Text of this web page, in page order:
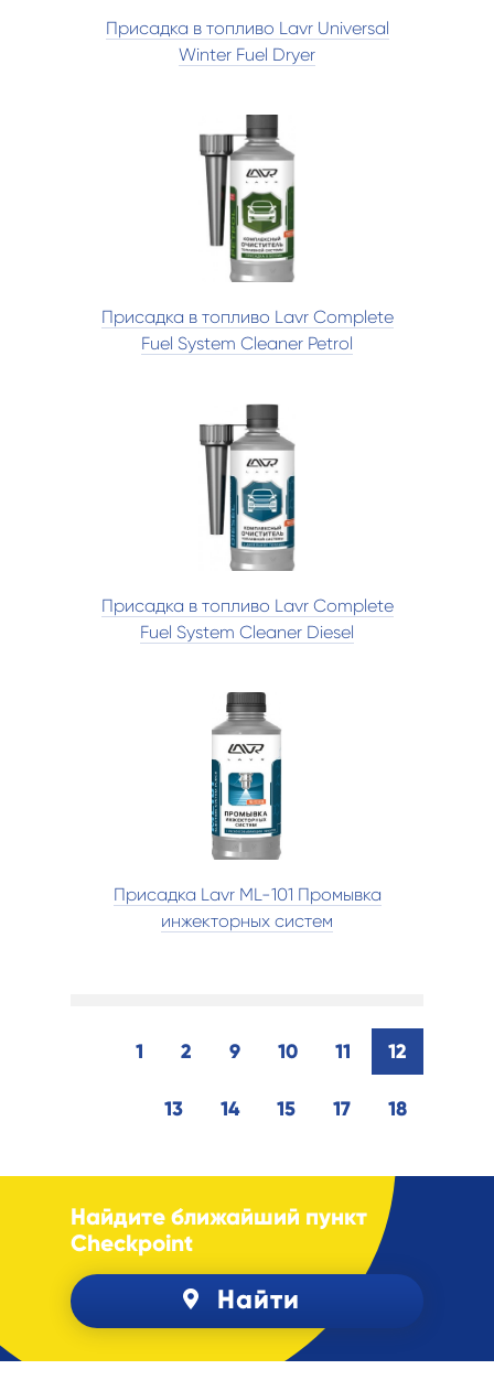
Присадка в топливо Lavr Universal
Winter Fuel Dryer
Присадка в топливо Lavr Complete
Fuel System Cleaner Petrol
Присадка в топливо Lavr Complete
Fuel System Cleaner Diesel
Присадка Lavr ML-101 Промывка
инжекторных систем
1 2 9 10 11 12
13 14 15 17 18
Найдите ближайший пункт
Checkpoint
Найти